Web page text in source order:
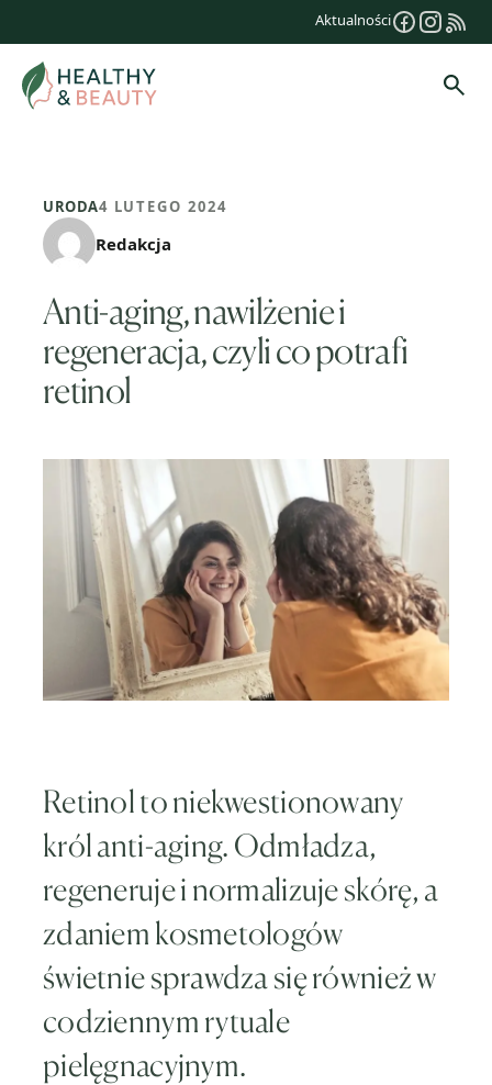
treści
Aktualności
URODA4 LUTEGO 2024
Redakcja
Anti-aging, nawilżenie i
regeneracja, czyli co potrafi
retinol
Retinol to niekwestionowany
król anti-aging. Odmładza,
regeneruje i normalizuje skórę, a
zdaniem kosmetologów
świetnie sprawdza się również w
codziennym rytuale
pielęgnacyjnym.